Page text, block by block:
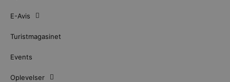
E-Avis
Turistmagasinet
Events
Oplevelser